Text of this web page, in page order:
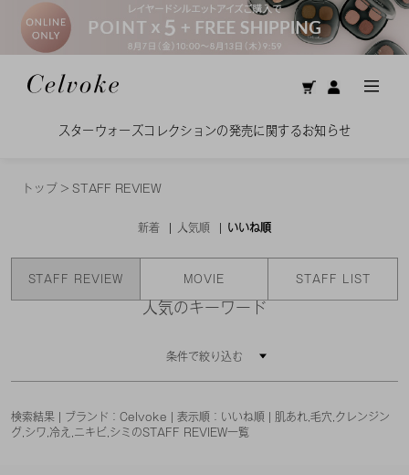
スターウォーズコレクションの発売に関するお知らせ
トップ > STAFF REVIEW
新着 人気順 いいね順
STAFF REVIEW MOVIE STAFF LIST
人気のキーワード
条件で絞り込む
検索結果 | ブランド：Celvoke | 表示順：いいね順 | 肌あれ,毛穴,クレンジン
グ,シワ,冷え,ニキビ,シミのSTAFF REVIEW一覧